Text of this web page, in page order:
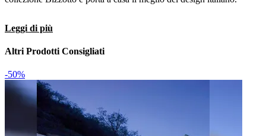
Leggi di più
Altri Prodotti Consigliati
-50%